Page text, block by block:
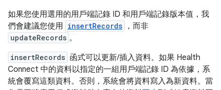
如果您使用選用的用戶端記錄 ID 和用戶端記錄版本值，我
們會建議您使用 insertRecords ，而非
updateRecords 。
insertRecords 函式可以更新/插入資料。如果 Health
Connect 中的資料以指定的一組用戶端記錄 ID 為依據，系
統會覆寫這類資料。否則，系統會將資料寫入為新資料。當